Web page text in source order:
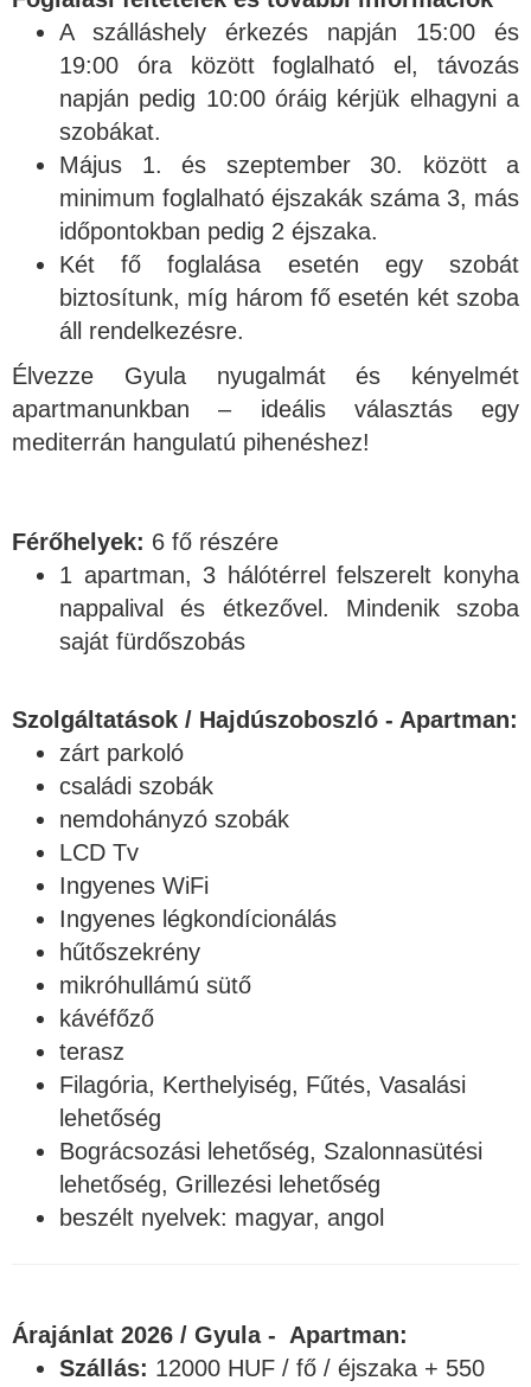
A szálláshely érkezés napján 15:00 és
19:00 óra között foglalható el, távozás
napján pedig 10:00 óráig kérjük elhagyni a
szobákat.
Május 1. és szeptember 30. között a
minimum foglalható éjszakák száma 3, más
időpontokban pedig 2 éjszaka.
Két fő foglalása esetén egy szobát
biztosítunk, míg három fő esetén két szoba
áll rendelkezésre.
Élvezze Gyula nyugalmát és kényelmét
apartmanunkban – ideális választás egy
mediterrán hangulatú pihenéshez!
Férőhelyek: 6 fő részére
1 apartman, 3 hálótérrel felszerelt konyha
nappalival és étkezővel. Mindenik szoba
saját fürdőszobás
Szolgáltatások / Hajdúszoboszló - Apartman:
zárt parkoló
családi szobák
nemdohányzó szobák
LCD Tv
Ingyenes WiFi
Ingyenes légkondícionálás
hűtőszekrény
mikróhullámú sütő
kávéfőző
terasz
Filagória, Kerthelyiség, Fűtés, Vasalási
lehetőség
Bográcsozási lehetőség, Szalonnasütési
lehetőség, Grillezési lehetőség
beszélt nyelvek: magyar, angol
Árajánlat 2026 / Gyula - Apartman:
Szállás: 12000 HUF / fő / éjszaka + 550